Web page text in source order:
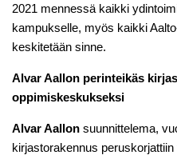
2021 mennessä kaikki
kampukselle, myös kaikki
keskitetään sinne.
Alvar Aallon perinteikäs
oppimiskeskukseksi
Alvar Aallon suunnittelema,
kirjastorakennus